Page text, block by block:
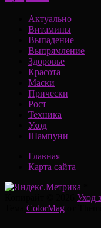
Актуально
Витамины
Выпадение
Выпрямление
Здоровье
Красота
Маски
Прически
Рост
Техника
Уход
Шампуни
Главная
Карта сайта
Уход
ColorMag